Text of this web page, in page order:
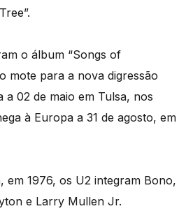
o álbum “Songs of
mote para a nova digressão
a 02 de maio em Tulsa, nos
à Europa a 31 de agosto, em
em 1976, os U2 integram Bono,
e Larry Mullen Jr.